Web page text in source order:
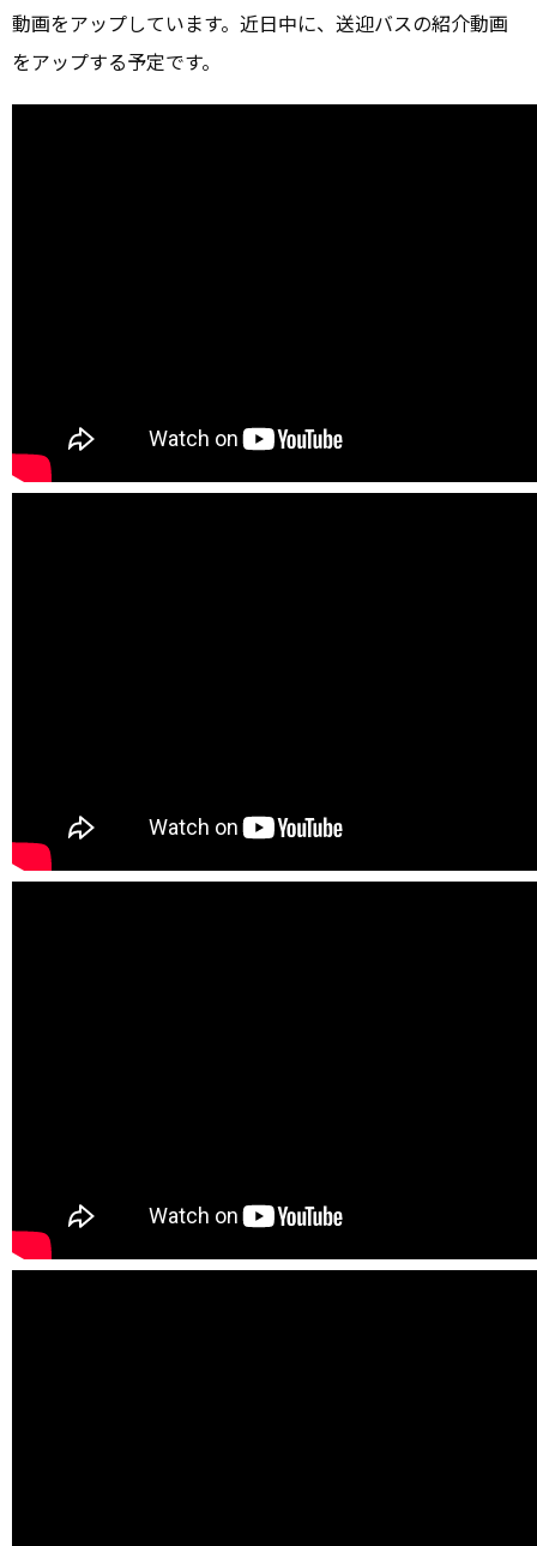
動画をアップしています。近日中に、送迎バスの紹介動画
をアップする予定です。